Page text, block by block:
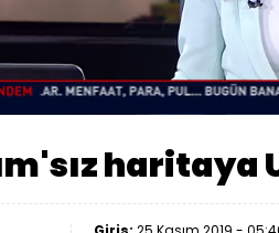
Sesi
Yüklendi:
49.93%